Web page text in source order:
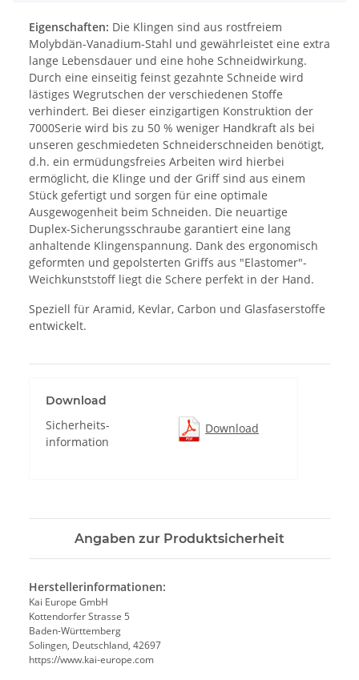
Eigenschaften: Die Klingen sind aus rostfreiem
Molybdän-Vanadium-Stahl und gewährleistet eine extra
lange Lebensdauer und eine hohe Schneidwirkung.
Durch eine einseitig feinst gezahnte Schneide wird
lästiges Wegrutschen der verschiedenen Stoffe
verhindert. Bei dieser einzigartigen Konstruktion der
7000Serie wird bis zu 50 % weniger Handkraft als bei
unseren geschmiedeten Schneiderschneiden benötigt,
d.h. ein ermüdungsfreies Arbeiten wird hierbei
ermöglicht, die Klinge und der Griff sind aus einem
Stück gefertigt und sorgen für eine optimale
Ausgewogenheit beim Schneiden. Die neuartige
Duplex-Sicherungsschraube garantiert eine lang
anhaltende Klingenspannung. Dank des ergonomisch
geformten und gepolsterten Griffs aus "Elastomer"-
Weichkunststoff liegt die Schere perfekt in der Hand.
Speziell für Aramid, Kevlar, Carbon und Glasfaserstoffe
entwickelt.
Download
Sicherheits-
information
Download
Angaben zur Produktsicherheit
Herstellerinformationen:
Kai Europe GmbH
Kottendorfer Strasse 5
Baden-Württemberg
Solingen, Deutschland, 42697
https://www.kai-europe.com